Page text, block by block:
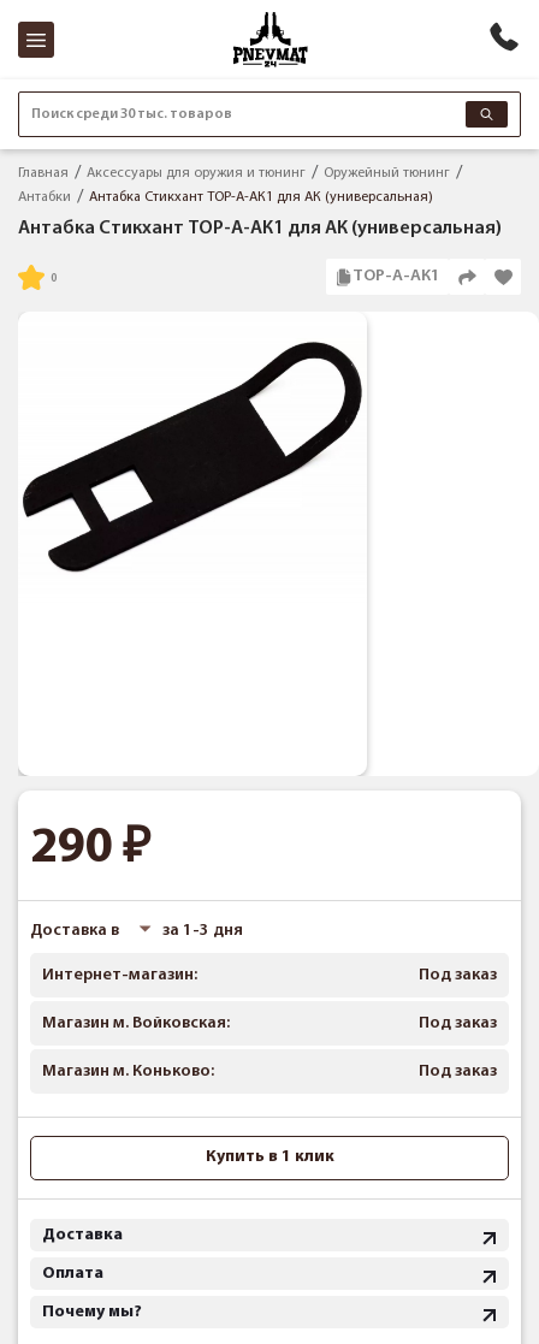
Поиск среди 30 тыс. товаров
Главная Аксессуары для оружия и тюнинг
Оружейный тюнинг
Антабки
Антабка Стикхант ТОР-А-АК1 для АК (универсальная)
Антабка Стикхант ТОР-А-АК1 для АК (универсальная)
ТОР-А-АК1
290
Доставка в за 1-3 дня
Интернет-магазин: Под заказ
Магазин м. Войковская: Под заказ
Магазин м. Коньково: Под заказ
Купить в 1 клик
Доставка
Оплата
Почему мы?